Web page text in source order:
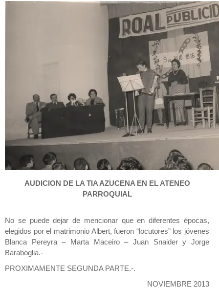
AUDICION DE LA TIA AZUCENA EN EL ATENEO
PARROQUIAL
No se puede dejar de mencionar que en diferentes épocas,
elegidos por el matrimonio Albert, fueron “locutores” los jóvenes
Blanca Pereyra – Marta Maceiro – Juan Snaider y Jorge
Baraboglia.-
PROXIMAMENTE SEGUNDA PARTE.-.
NOVIEMBRE 2013